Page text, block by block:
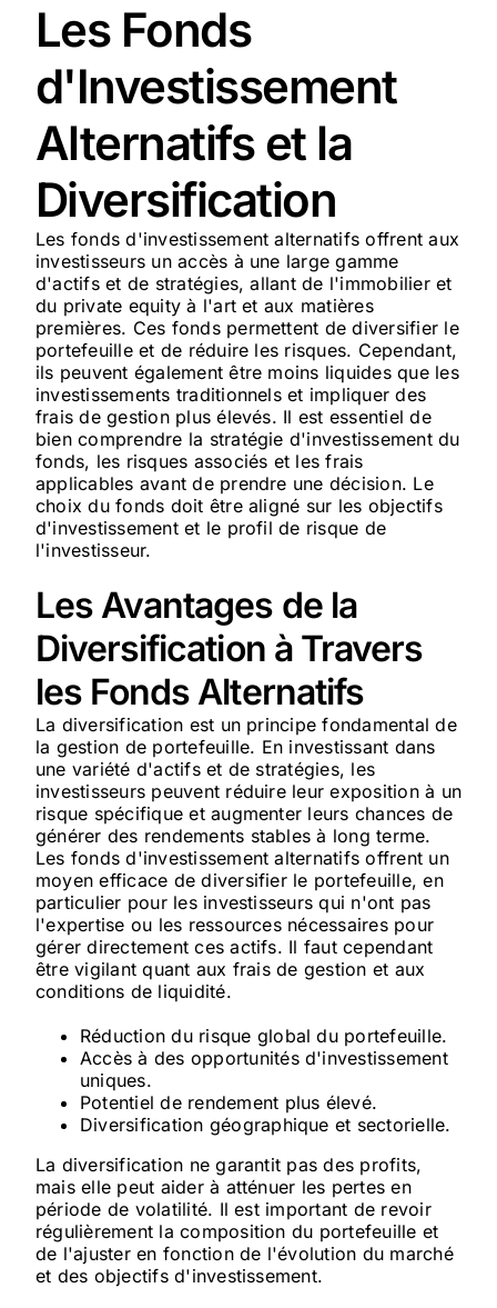
Les Fonds
d'Investissement
Alternatifs et la
Diversification
Les fonds d'investissement alternatifs offrent aux
investisseurs un accès à une large gamme
d'actifs et de stratégies, allant de l'immobilier et
du private equity à l'art et aux matières
premières. Ces fonds permettent de diversifier le
portefeuille et de réduire les risques. Cependant,
ils peuvent également être moins liquides que les
investissements traditionnels et impliquer des
frais de gestion plus élevés. Il est essentiel de
bien comprendre la stratégie d'investissement du
fonds, les risques associés et les frais
applicables avant de prendre une décision. Le
choix du fonds doit être aligné sur les objectifs
d'investissement et le profil de risque de
l'investisseur.
Les Avantages de la
Diversification à Travers
les Fonds Alternatifs
La diversification est un principe fondamental de
la gestion de portefeuille. En investissant dans
une variété d'actifs et de stratégies, les
investisseurs peuvent réduire leur exposition à un
risque spécifique et augmenter leurs chances de
générer des rendements stables à long terme.
Les fonds d'investissement alternatifs offrent un
moyen efficace de diversifier le portefeuille, en
particulier pour les investisseurs qui n'ont pas
l'expertise ou les ressources nécessaires pour
gérer directement ces actifs. Il faut cependant
être vigilant quant aux frais de gestion et aux
conditions de liquidité.
Réduction du risque global du portefeuille.
Accès à des opportunités d'investissement
uniques.
Potentiel de rendement plus élevé.
Diversification géographique et sectorielle.
La diversification ne garantit pas des profits,
mais elle peut aider à atténuer les pertes en
période de volatilité. Il est important de revoir
régulièrement la composition du portefeuille et
de l'ajuster en fonction de l'évolution du marché
et des objectifs d'investissement.